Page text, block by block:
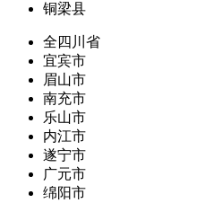
铜梁县
全四川省
宜宾市
眉山市
南充市
乐山市
内江市
遂宁市
广元市
绵阳市